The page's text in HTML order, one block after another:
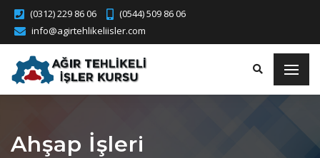
(0312) 229 86 06
(0544) 509 86 06
info@agirtehlikeliisler.com
Ahşap İşleri